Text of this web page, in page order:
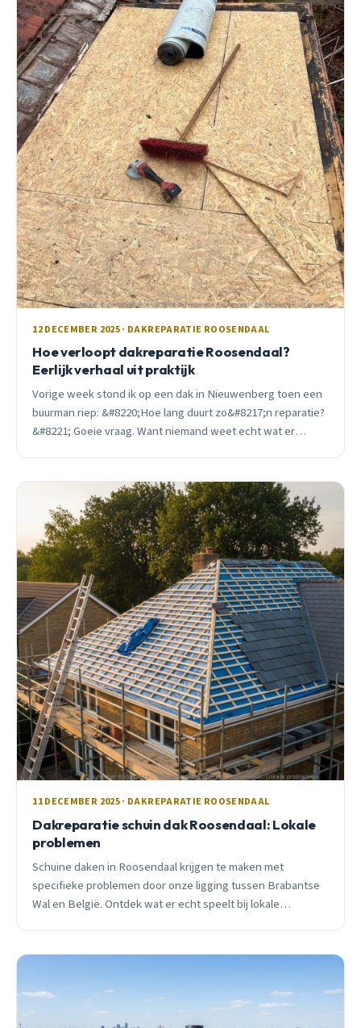
12 DECEMBER 2025 · DAKREPARATIE ROOSENDAAL
Hoe verloopt dakreparatie Roosendaal?
Eerlijk verhaal uit praktijk
Vorige week stond ik op een dak in Nieuwenberg toen een
buurman riep: &#8220;Hoe lang duurt zo&#8217;n reparatie?
&#8221; Goeie vraag. Want niemand weet echt wat er
11 DECEMBER 2025 · DAKREPARATIE ROOSENDAAL
Dakreparatie schuin dak Roosendaal: Lokale
problemen
Schuine daken in Roosendaal krijgen te maken met
specifieke problemen door onze ligging tussen Brabantse
Wal en België. Ontdek wat er echt speelt bij lokale